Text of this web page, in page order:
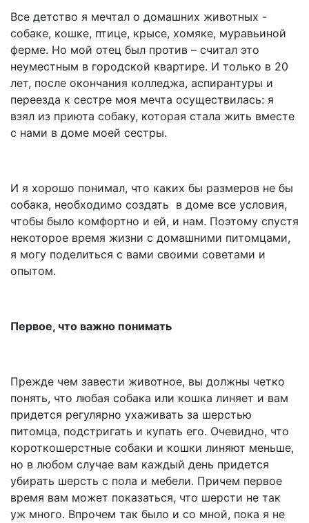
Все детство я мечтал о домашних животных -
собаке, кошке, птице, крысе, хомяке, муравьиной
ферме. Но мой отец был против – считал это
неуместным в городской квартире. И только в 20
лет, после окончания колледжа, аспирантуры и
переезда к сестре моя мечта осуществилась: я
взял из приюта собаку, которая стала жить вместе
с нами в доме моей сестры.
И я хорошо понимал, что каких бы размеров не бы
собака, необходимо создать в доме все условия,
чтобы было комфортно и ей, и нам. Поэтому спустя
некоторое время жизни с домашними питомцами,
я могу поделиться с вами своими советами и
опытом.
Первое, что важно понимать
Прежде чем завести животное, вы должны четко
понять, что любая собака или кошка линяет и вам
придется регулярно ухаживать за шерстью
питомца, подстригать и купать его. Очевидно, что
короткошерстные собаки и кошки линяют меньше,
но в любом случае вам каждый день придется
убирать шерсть с пола и мебели. Причем первое
время вам может показаться, что шерсти не так
уж много. Впрочем так было и со мной, пока я не